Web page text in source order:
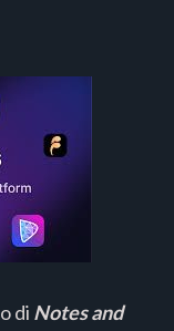
di Notes and